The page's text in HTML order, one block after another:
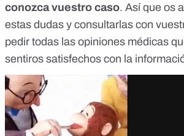
conozca vuestro caso. Así que os
estas dudas y consultarlas con
pedir todas las opiniones médicas
sentiros satisfechos con la